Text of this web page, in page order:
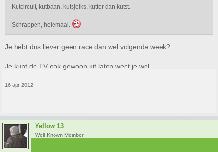
Kutcircuit, kutbaan, kutsjeiks, kutter dan kutst.
Schrappen, helemaal.
Je hebt dus liever geen race dan wel volgende week?
Je kunt de TV ook gewoon uit laten weet je wel.
16 apr 2012
Yellow 13
Well-Known Member